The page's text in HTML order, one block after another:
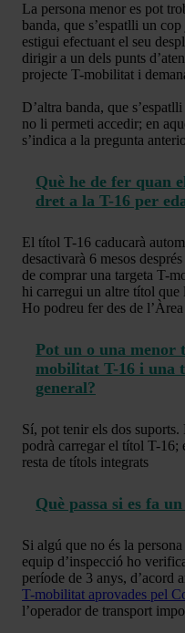
La persona menor es pot
banda, que s’espatlli un
estigui efectuant el seu
dirigir a un dels punts
projecte T-mobilitat i
D’altra banda, que
no li permeti accedir; en
s’indica a la pregunta
Què he de fer quan
dret a la T-16 per
El títol T-16 caducarà
desactivarà 6 mesos
de comprar una targeta T-
hi carregui un altre títol
Ho podreu fer des de
Pot un o una menor
mobilitat T-16 i una
general?
Sí, pot tenir els dos
podrà carregar el títol T-16;
resta de títols integrats
Què passa si es fa
Si algú que no és la
equip d’inspecció ho
període de 3 anys, d’acord
T-mobilitat aprovades pel
l’operador de transport